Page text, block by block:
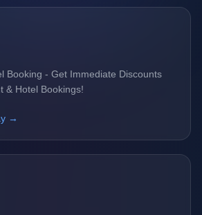
Booking - Get Immediate Discounts
& Hotel Bookings!
→